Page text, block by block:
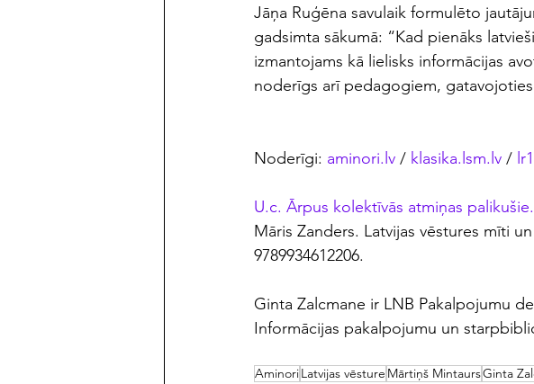
Jāņa Ruģēna savulaik formulēto
gadsimta sākumā: “Kad pienāks
izmantojams kā lielisks informācijas
noderīgs arī pedagogiem,
Noderīgi: aminori.lv / klasika.lsm.lv /
U.c. Ārpus kolektīvās atmiņas palikušie.
Māris Zanders. Latvijas vēstures mīti
9789934612206.
Ginta Zalcmane ir LNB Pakalpojumu
Informācijas pakalpojumu un
AminoriLatvijas vēsture Mārtiņš MintaursGinta